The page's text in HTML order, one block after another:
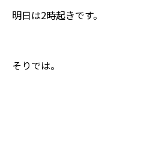
明日は2時起きです。
そりでは。